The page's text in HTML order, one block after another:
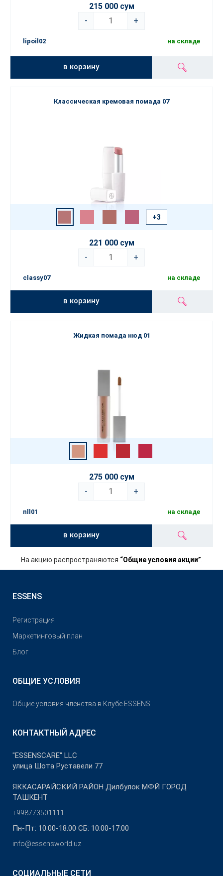
215 000 сум
-
+
lipoil02 на складе
в корзину
Классическая кремовая помада 07
+3
221 000 сум
-
+
classy07 на складе
в корзину
Жидкая помада нюд 01
275 000 сум
-
+
nll01 на складе
в корзину
На акцию распространяются “Общие условия акции”.
ESSENS
Pегистрация
Маркетинговый план
Блог
ОБЩИЕ УСЛОВИЯ
Общие условия членства в Клубе ESSENS
КОНТАКТНЫЙ АДРЕС
"ESSENSCARE" LLC
улица Шота Руставели 77
ЯККАСАРАЙСКИЙ РАЙОН Дилбулок МФЙ ГОРОД
ТАШКЕНТ
+998773501111
Пн-Пт: 10.00-18.00 СБ: 10:00-17:00
info@essensworld.uz
СОЦИАЛЬНЫЕ СЕТИ